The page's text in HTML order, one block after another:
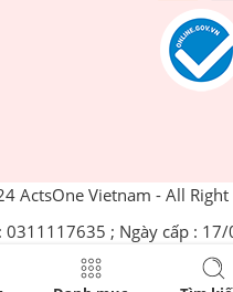
ActsOne Vietnam - All Right
0311117635 ; Ngày cấp :